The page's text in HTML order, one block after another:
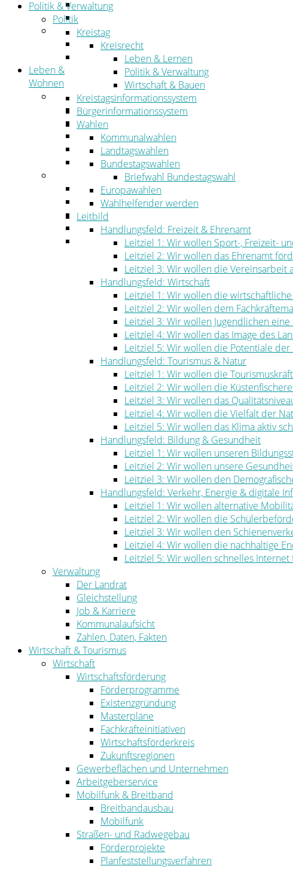
Straßen- und Radwegebau
Landwirtschaft
Tourismus
Freizeit und Urlaub im Landkreis
Veranstaltungen
Leben &
Wohnen
Leben
Migration
Schulen, Bildung, Sport und Kultur
Soziales
Gesundheit
Jugend, Familie und Senioren
Bauen und Planen
Abfall
Verkehr
Umwelt
Ordnung
Politik & Verwaltung
Politik
Kreistag
Kreisrecht
Leben & Lernen
Politik & Verwaltung
Wirtschaft & Bauen
Kreistagsinformationssystem
Bürgerinformationssystem
Wahlen
Kommunalwahlen
Landtagswahlen
Bundestagswahlen
Briefwahl Bundestagswahl
Europawahlen
Wahlhelfender werden
Leitbild
Handlungsfeld: Freizeit & Ehrenamt
Leitziel 1: Wir wollen Sport-, Freizeit-
Leitziel 2: Wir wollen das Ehrenamt
Leitziel 3: Wir wollen die Vereinsarbeit
Handlungsfeld: Wirtschaft
Leitziel 1: Wir wollen die
Leitziel 2: Wir wollen dem
Leitziel 3: Wir wollen Jugendlichen
Leitziel 4: Wir wollen das Image des
Leitziel 5: Wir wollen die Potentiale
Handlungsfeld: Tourismus & Natur
Leitziel 1: Wir wollen die
Leitziel 2: Wir wollen die
Leitziel 3: Wir wollen das
Leitziel 4: Wir wollen die Vielfalt der
Leitziel 5: Wir wollen das Klima aktiv
Handlungsfeld: Bildung & Gesundheit
Leitziel 1: Wir wollen unseren
Leitziel 2: Wir wollen unsere
Leitziel 3: Wir wollen den
Handlungsfeld: Verkehr, Energie & digitale
Leitziel 1: Wir wollen alternative
Leitziel 2: Wir wollen die
Leitziel 3: Wir wollen den
Leitziel 4: Wir wollen die nachhaltige
Leitziel 5: Wir wollen schnelles
Verwaltung
Der Landrat
Gleichstellung
Job & Karriere
Kommunalaufsicht
Zahlen, Daten, Fakten
Wirtschaft & Tourismus
Wirtschaft
Wirtschaftsförderung
Förderprogramme
Existenzgründung
Masterpläne
Fachkräfteinitiativen
Wirtschaftsförderkreis
Zukunftsregionen
Gewerbeflächen und Unternehmen
Arbeitgeberservice
Mobilfunk & Breitband
Breitbandausbau
Mobilfunk
Straßen- und Radwegebau
Förderprojekte
Planfeststellungsverfahren